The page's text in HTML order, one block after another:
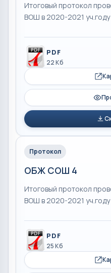
Итоговый протокол
ВОШ в 2020-2021 уч.году
PDF
22 Кб
Протокол
ОБЖ СОШ 4
Итоговый протокол
ВОШ в 2020-2021 уч.году
PDF
25 Кб